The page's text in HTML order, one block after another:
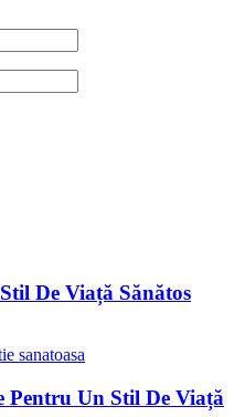
De Viață Sănătos
Pentru Un Stil De Viață